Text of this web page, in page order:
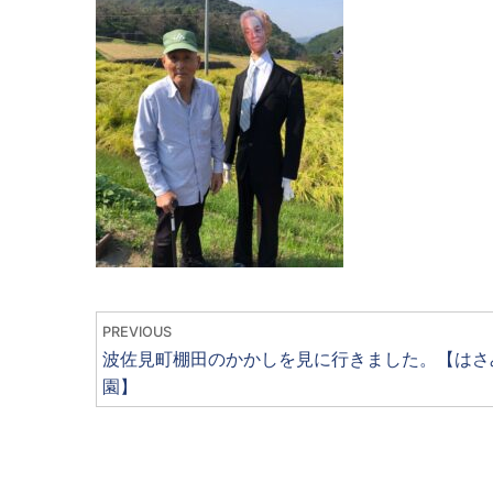
PREVIOUS
波佐見町棚田のかかしを見に行きました。【は
園】